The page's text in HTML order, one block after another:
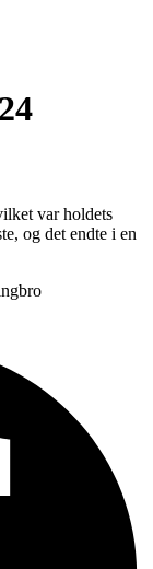
var holdets
og det endte i en